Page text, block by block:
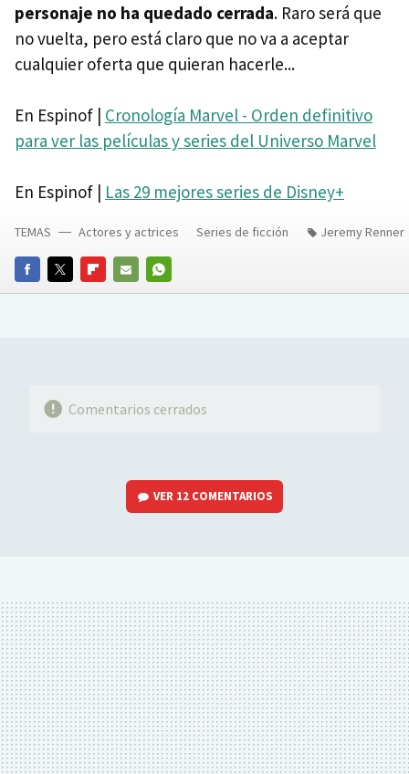
personaje no ha quedado cerrada. Raro será que
no vuelta, pero está claro que no va a aceptar
cualquier oferta que quieran hacerle...
En Espinof | Cronología Marvel - Orden definitivo
para ver las películas y series del Universo Marvel
En Espinof | Las 29 mejores series de Disney+
FACEBOOKTWITTERFLIPBOARD
E-
WHATSAPP
TEMAS Actores y actrices Series de ficción Jeremy Renner
Comentarios cerrados
VER 12 COMENTARIOS